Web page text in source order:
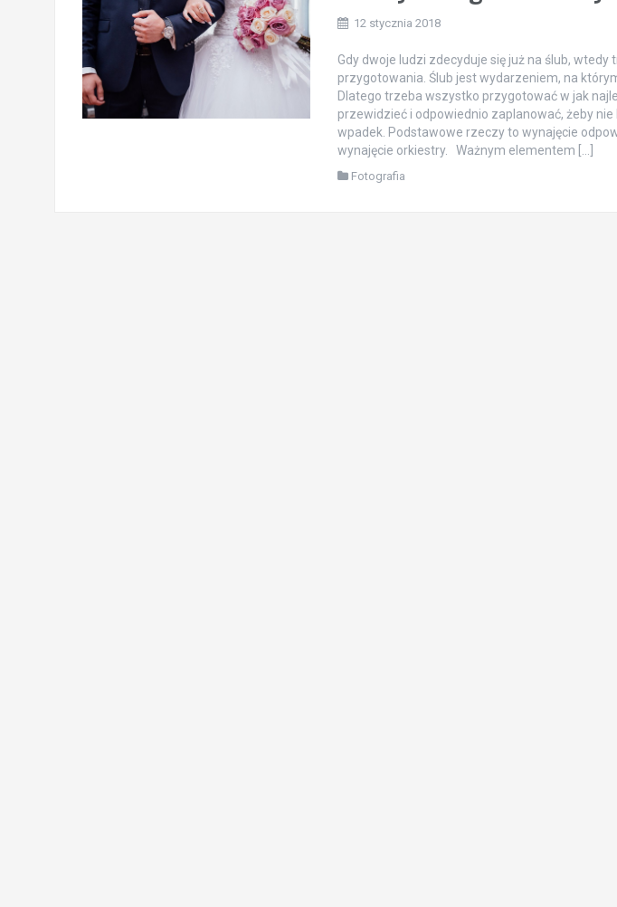
12 stycznia 2018
Gdy dwoje ludzi zdecyduje się już na ślub, wtedy
przygotowania. Ślub jest wydarzeniem, na
Dlatego trzeba wszystko przygotować w jak
przewidzieć i odpowiednio zaplanować, żeby nie
wpadek. Podstawowe rzeczy to wynajęcie
wynajęcie orkiestry. Ważnym elementem […]
Fotografia